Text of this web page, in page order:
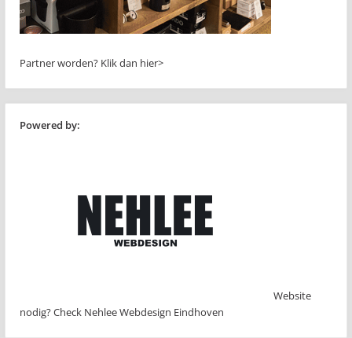
Partner worden? Klik dan hier>
Powered by:
Website
nodig? Check Nehlee Webdesign Eindhoven